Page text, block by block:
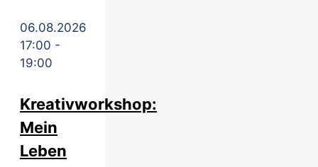
06.08.2026
17:00 -
19:00
Kreativworkshop:
Mein
Leben